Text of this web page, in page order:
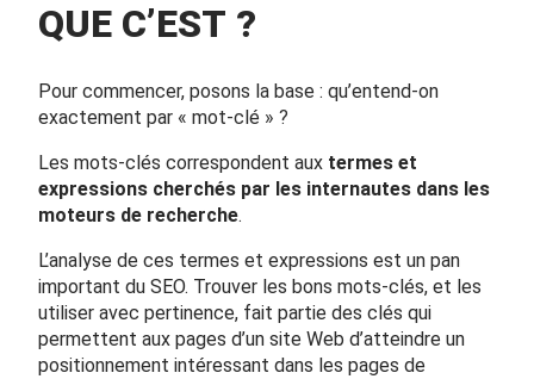
QUE C’EST ?
Pour commencer, posons la base : qu’entend-on
exactement par « mot-clé » ?
Les mots-clés correspondent aux termes et
expressions cherchés par les internautes dans les
moteurs de recherche.
L’analyse de ces termes et expressions est un pan
important du SEO. Trouver les bons mots-clés, et les
utiliser avec pertinence, fait partie des clés qui
permettent aux pages d’un site Web d’atteindre un
positionnement intéressant dans les pages de